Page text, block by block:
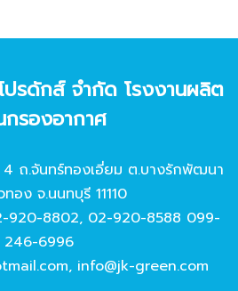
ปรดักส์ จํากัด โรงงานผลิต
กรองอากาศ
ถ.จันทร์ทองเอี่ยม ต.บางรักพัฒนา
อง จ.นนทบุรี 11110
920-8802, 02-920-8588 099-
246-6996
, info@jk-green.com